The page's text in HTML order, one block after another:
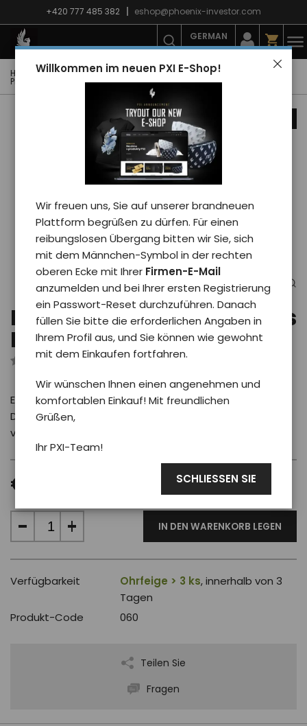
Willkommen im neuen PXI E-Shop!
Wir freuen uns, Sie auf unserer brandneuen
Plattform begrüßen zu dürfen. Für einen
reibungslosen Übergang bitten wir Sie, sich
mit dem Männchen-Symbol in der rechten
oberen Ecke mit Ihrer Firmen-E-Mail
anzumelden und bei Ihrer ersten Registrierung
ein Passwort-Reset durchzuführen. Danach
füllen Sie bitte die erforderlichen Angaben in
Ihrem Profil aus, und Sie können wie gewohnt
mit dem Einkaufen fortfahren.
Wir wünschen Ihnen einen angenehmen und
komfortablen Einkauf! Mit freundlichen
Grüßen,
Ihr PXI-Team!
SCHLIESSEN SIE
+420 777 485 382 eshop@phoenix-investor.com
GERMAN
Hauptseite E-shop Schreibwaren
Aufkleber
Phoenix-Aufkleber helles PXI-Logo - glänzend
Phoenix-Aufkleber helles
PXI-Logo - glänzend
Ein heller Aufkleber mit dem PXI-Logo in glänzendem
Design, der Ihren Gegenständen einen subtilen Stil
verleiht.
€ 0.60
IN DEN WARENKORB LEGEN
Verfügbarkeit Ohrfeige > 3 ks, innerhalb von 3
Tagen
Produkt-Code
060
Teilen Sie
Fragen